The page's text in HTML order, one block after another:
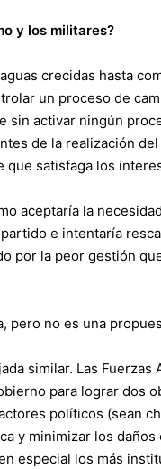
y los militares?
crecidas hasta
un proceso de
activar ningún
de la realización
satisfaga los
aceptaría la
e intentaría
por la peor gestión
pero no es una
similar. Las
para lograr dos
políticos (sean
y minimizar los
especial los más